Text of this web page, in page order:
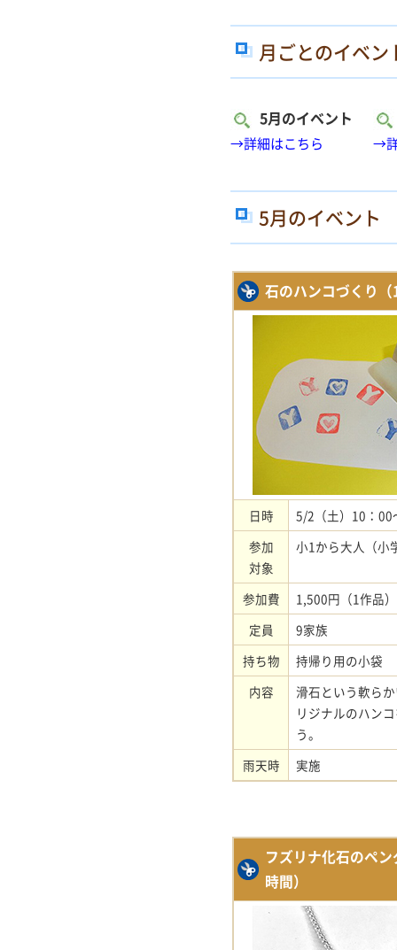
月ごとのイベン
5月のイベント
→詳細はこちら →
5月のイベント
石のハンコづくり
日時
5/2（土）10：00
参加
対象
小1から大人（小
参加費
1,500円（1作
定員
9家族
持ち物
持帰り用の小袋
内容
滑石という軟ら
リジナルのハン
う。
雨天時
実施
フズリナ化石のペ
時間）